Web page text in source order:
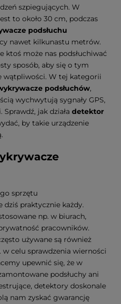
szpiegujących. W
to około 30 cm, podczas
podsłuchu
nawet kilkunastu metrów.
ktoś może nas podsłuchiwać
sposób, aby się o tym
wątpliwości. W tej kategorii
podsłuchów,
wychwytują sygnały GPS,
jak działa detektor
by takie urządzenie
sprzętu
praktycznie każdy.
np. w biurach,
pracowników.
używane są również
celu sprawdzenia wierności
upewnić się, że w
podsłuchy ani
detektory doskonale
nam zyskać gwarancję